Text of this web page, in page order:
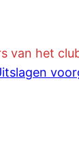
van het